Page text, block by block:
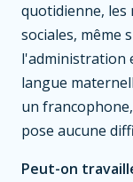
quotidienne, les
sociales, même
l'administration
langue
un
pose aucune
Peut-on